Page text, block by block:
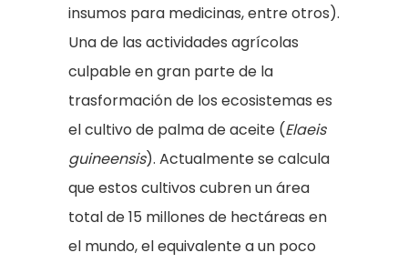
insumos para medicinas, entre otros).
Una de las actividades agrícolas
culpable en gran parte de la
trasformación de los ecosistemas es
el cultivo de palma de aceite (Elaeis
guineensis). Actualmente se calcula
que estos cultivos cubren un área
total de 15 millones de hectáreas en
el mundo, el equivalente a un poco